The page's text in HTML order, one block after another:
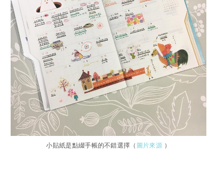
小貼紙是點綴手帳的不錯選擇（ 圖片來源）